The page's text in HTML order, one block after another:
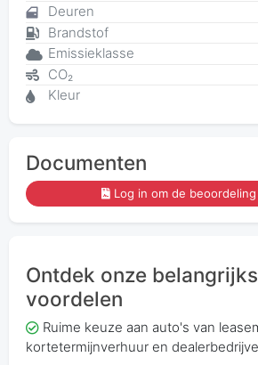
Deuren
Brandstof
Emissieklasse
CO₂
Kleur
Documenten
Log in om de
Ontdek onze
voordelen
Ruime keuze aan auto's van
kortetermijnverhuur en